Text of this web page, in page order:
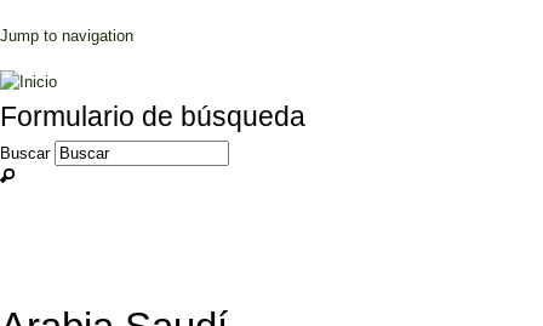
Jump to navigation
Formulario de búsqueda
Buscar